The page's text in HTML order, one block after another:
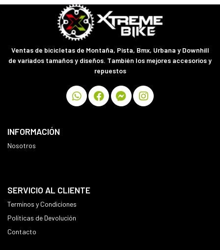
Ventas de bicicletas de Montaña, Pista, Bmx, Urbana y Downhill
de variados tamaños y diseños. También los mejores accesorios y
repuestos
INFORMACIÓN
Nosotros
SERVICIO AL CLIENTE
Terminos y Condiciones
Políticas de Devolución
Contacto